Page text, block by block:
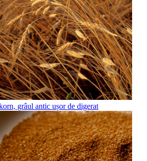
grâul antic ușor de digerat